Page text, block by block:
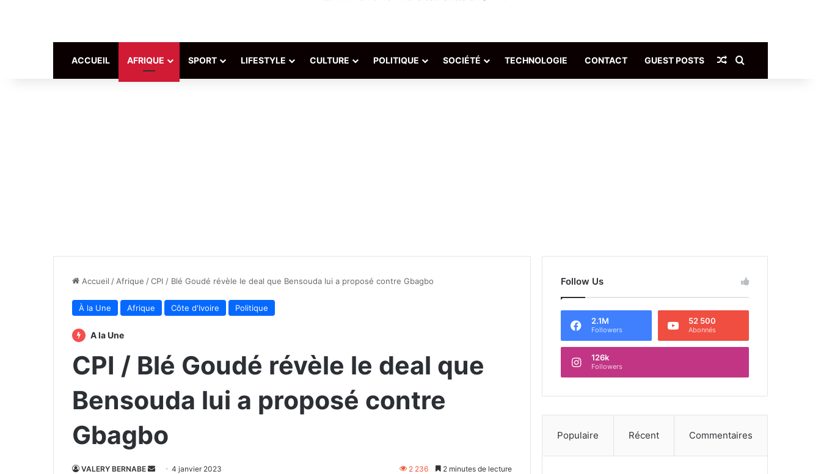
ACCUEIL AFRIQUE SPORT LIFESTYLE CULTURE POLITIQUE SOCIÉTÉ TECHNOLOGIE CONTACT GUEST POSTS Article Aléatoire
Accueil / Afrique /CPI / Blé Goudé révèle le deal que Bensouda lui a proposé contre Gbagbo
À la Une Afrique Côte d'Ivoire Politique
A la Une
CPI / Blé Goudé révèle le deal que
Bensouda lui a proposé contre
Gbagbo
VALERY BERNABE
Envoyer4 janvier 2023 2 236 2 minutes de lecture
Follow Us
2.1M
Followers
52 500
Abonnés
126k
Followers
Populaire Récent Commentaires